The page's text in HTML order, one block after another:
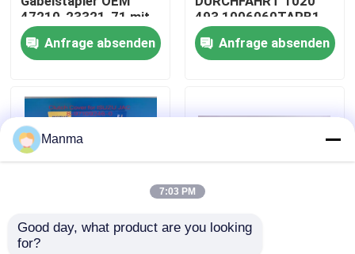
Treten Sie mit uns in Verbindung
Fordern Sie ein Zitat
LKW-Autoteil
Isuzu Engine Parts
47210-23321-71 mit
einfacher Montage
Anfrage absenden
493 1006060TARB1
JMC 1040
Anfrage absenden
MAMUR 250mm
Manma
7:03 PM
Good day, what product are you looking
for?